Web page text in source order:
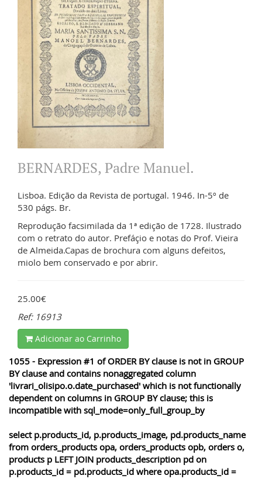
BERNARDES, Padre Manuel.
Lisboa. Edição da Revista de portugal. 1946. In-5º de
530 págs. Br.
Reprodução facsimilada da 1ª edição de 1728. Ilustrado
com o retrato do autor. Prefáçio e notas do Prof. Vieira
de Almeida.Capas de brochura com alguns defeitos,
miolo bem conservado e por abrir.
25.00€
Ref: 16913
Adicionar ao Carrinho
1055 - Expression #1 of ORDER BY clause is not in GROUP
BY clause and contains nonaggregated column
'livrari_olisipo.o.date_purchased' which is not functionally
dependent on columns in GROUP BY clause; this is
incompatible with sql_mode=only_full_group_by
select p.products_id, p.products_image, pd.products_name
from orders_products opa, orders_products opb, orders o,
products p LEFT JOIN products_description pd on
p.products_id = pd.products_id where opa.products_id =